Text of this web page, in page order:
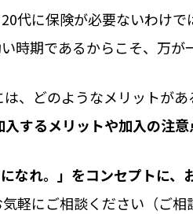
代に保険が必要ないわけ
時期であるからこそ、万
、どのようなメリットが
入するメリットや加入の注
なれ。」をコンセプトに、
軽にご相談ください（ご